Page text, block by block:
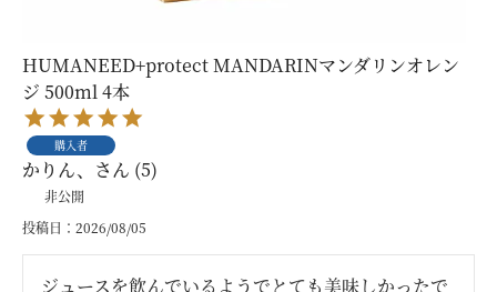
HUMANEED+protect MANDARINマンダリンオレン
ジ 500ml 4本
購入者
かりん、 5
非公開
投稿日
2026/08/05
ジュースを飲んでいるようでとても美味しかったで